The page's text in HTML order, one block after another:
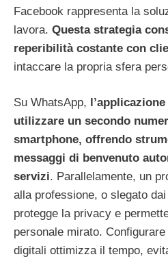
Facebook rappresenta la
lavora. Questa strategia
reperibilità costante con
intaccare la propria sfera
Su WhatsApp,
utilizzare un secondo
smartphone, offrendo
messaggi di benvenuto
servizi. Parallelamente, un
alla professione, o slegato
protegge la privacy e
personale mirato.
digitali ottimizza il tempo,